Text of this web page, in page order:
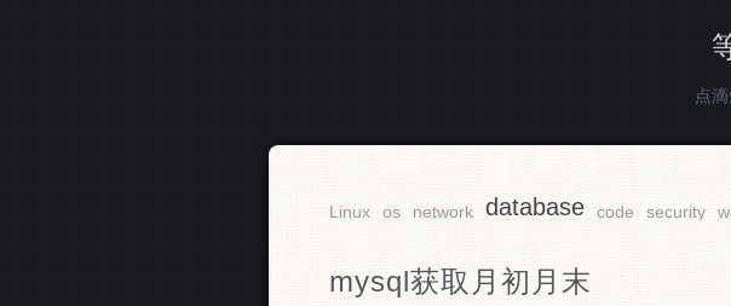
点
Linux os network database code security
mysql获取月初月末